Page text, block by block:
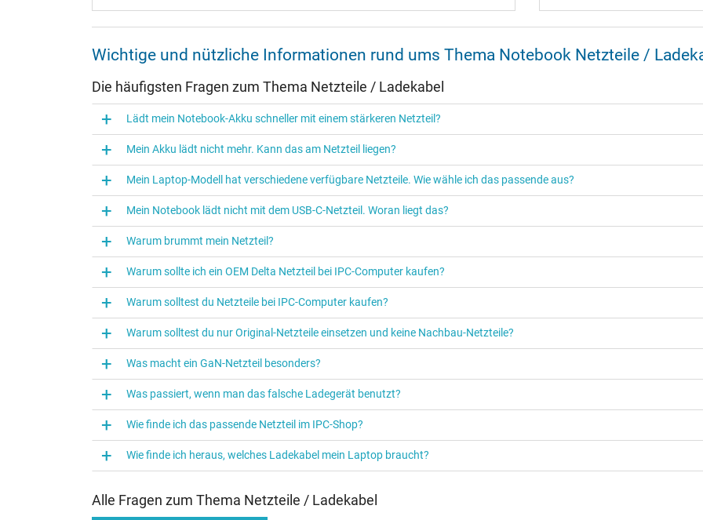
UKCA
UL Listed
Kategorisierung
Kategorie
Netzteil
Verwendung
Wichtige und nützliche Informationen rund ums Thema Notebook Netzteile /
Die häufigsten Fragen zum Thema Netzteile / Ladekabel
Lädt mein Notebook-Akku schneller mit einem stärkeren Netzteil?
Mein Akku lädt nicht mehr. Kann das am Netzteil liegen?
Mein Laptop-Modell hat verschiedene verfügbare Netzteile. Wie wähle ich das passende aus?
Mein Notebook lädt nicht mit dem USB-C-Netzteil. Woran liegt das?
Warum brummt mein Netzteil?
Warum sollte ich ein OEM Delta Netzteil bei IPC‑Computer kaufen?
Warum solltest du Netzteile bei IPC‑Computer kaufen?
Warum solltest du nur Original-Netzteile einsetzen und keine Nachbau-Netzteile?
Was macht ein GaN-Netzteil besonders?
Was passiert, wenn man das falsche Ladegerät benutzt?
Wie finde ich das passende Netzteil im IPC-Shop?
Wie finde ich heraus, welches Ladekabel mein Laptop braucht?
Alle Fragen zum Thema Netzteile / Ladekabel